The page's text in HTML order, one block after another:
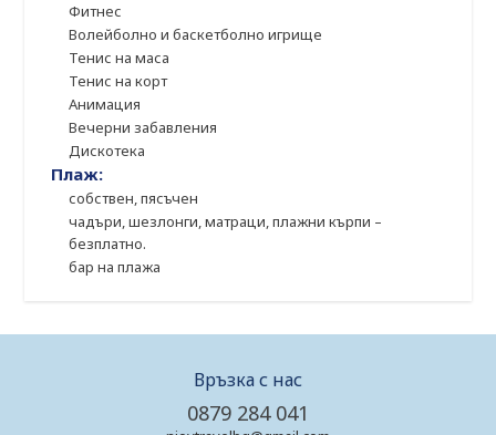
Фитнес
Волейболно и баскетболно игрище
Тенис на маса
Тенис на корт
Анимация
Вечерни забавления
Дискотека
Плаж:
собствен, пясъчен
чадъри, шезлонги, матраци, плажни кърпи –
безплатно.
бар на плажа
Връзка с нас
0879 284 041